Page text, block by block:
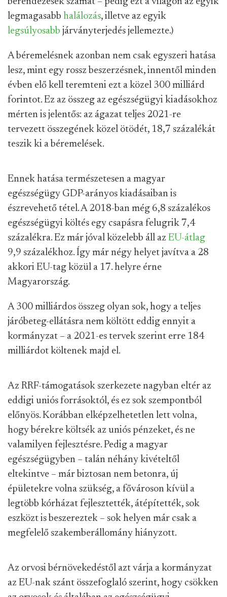
legmagasabb halálozás, illetve az egyik
legsúlyosabb járványterjedés jellemezte.)
A béremelésnek azonban nem csak egyszeri hatása
lesz, mint egy rossz beszerzésnek, innentől minden
évben elő kell teremteni ezt a közel 300 milliárd
forintot. Ez az összeg az egészségügyi kiadásokhoz
mérten is jelentős: az ágazat teljes 2021-re
tervezett összegének közel ötödét, 18,7 százalékát
teszik ki a béremelések.
Ennek hatása természetesen a magyar
egészségügy GDP-arányos kiadásaiban is
észrevehető tétel. A 2018-ban még 6,8 százalékos
egészségügyi költés egy csapásra felugrik 7,4
százalékra. Ez már jóval közelebb áll az EU-átlag
9,9 százalékhoz. Így már négy helyet javítva a 28
akkori EU-tag közül a 17. helyre érne
Magyarország.
A 300 milliárdos összeg olyan sok, hogy a teljes
járóbeteg-ellátásra nem költött eddig ennyit a
kormányzat – a 2021-es tervek szerint erre 184
milliárdot költenek majd el.
Az RRF-támogatások szerkezete nagyban eltér az
eddigi uniós forrásoktól, és ez sok szempontból
előnyös. Korábban elképzelhetetlen lett volna,
hogy bérekre költsék az uniós pénzeket, és ne
valamilyen fejlesztésre. Pedig a magyar
egészségügyben – talán néhány kivételtől
eltekintve – már biztosan nem betonra, új
épületekre volna szükség, a fővároson kívül a
legtöbb kórházat fejlesztették, átépítették, sok
eszközt is beszereztek – sok helyen már csak a
megfelelő szakemberállomány hiányzott.
Az orvosi bérnövekedéstől azt várja a kormányzat
az EU-nak szánt összefoglaló szerint, hogy csökken